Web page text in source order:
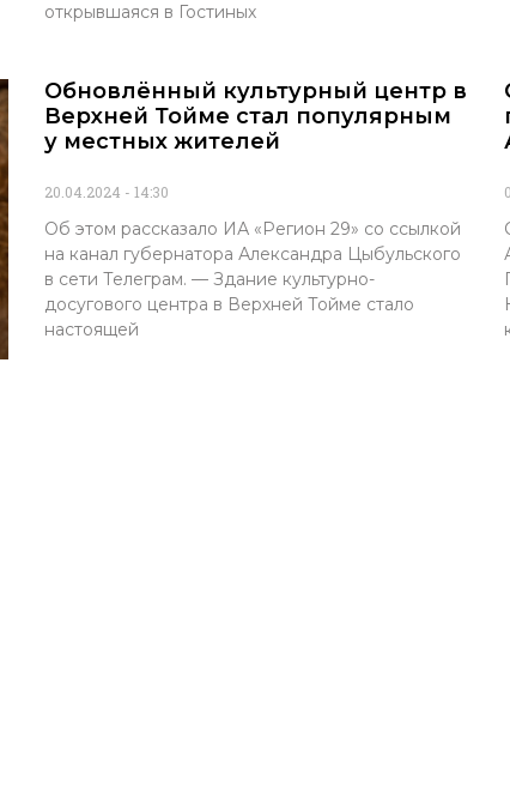
открывшаяся в Гостиных
Обновлённый культурный центр в
Верхней Тойме стал популярным
у местных жителей
20.04.2024 14:30
Об этом рассказало ИА «Регион 29» со ссылкой
на канал губернатора Александра Цыбульского
в сети Телеграм. — Здание культурно-
досугового центра в Верхней Тойме стало
настоящей